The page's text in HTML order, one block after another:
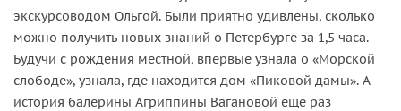
экскурсоводом Ольгой. Были приятно удивлены, сколько
можно получить новых знаний о Петербурге за 1,5 часа.
Будучи с рождения местной, впервые узнала о «Морской
слободе», узнала, где находится дом «Пиковой дамы». А
история балерины Агриппины Вагановой еще раз